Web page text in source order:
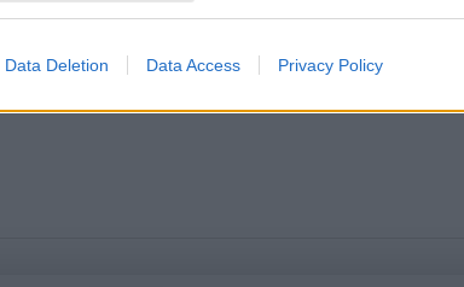
Data Deletion Data Access Privacy Policy